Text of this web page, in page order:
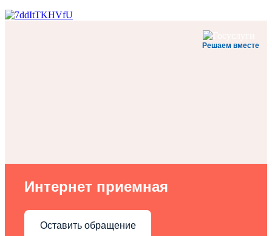
Решаем вместе
Интернет приемная
Оставить обращение